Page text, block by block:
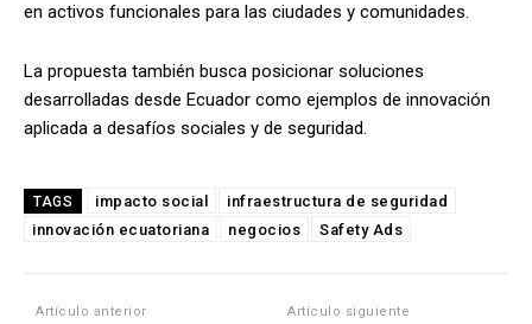
en activos funcionales para las ciudades y comunidades.
La propuesta también busca posicionar soluciones
desarrolladas desde Ecuador como ejemplos de innovación
aplicada a desafíos sociales y de seguridad.
TAGS impacto social
infraestructura de seguridad
innovación ecuatoriana
negocios Safety Ads
Artículo anterior Artículo siguiente